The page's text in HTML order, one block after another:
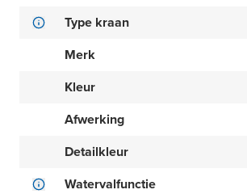
Type kraan
Merk
Kleur
Afwerking
Detailkleur
Watervalfunctie